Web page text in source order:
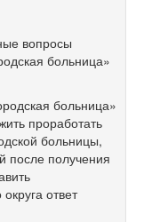
вопросы
больница»
больница»
проработать
больницы,
после получения
ответ